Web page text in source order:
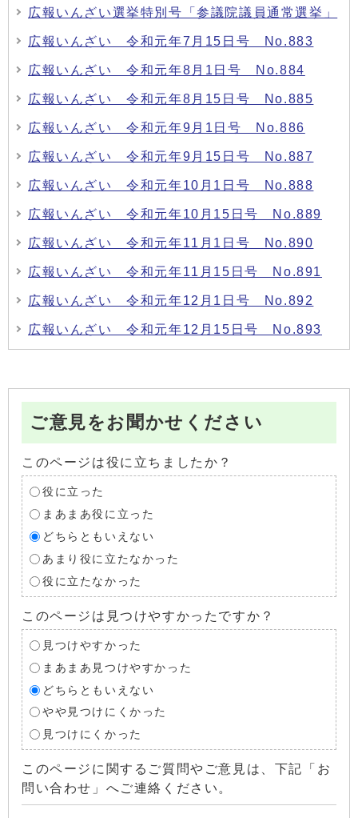
広報いんざい選挙特別号「参議院議員通常選挙」
広報いんざい 令和元年7月15日号 No.883
広報いんざい 令和元年8月1日号 No.884
広報いんざい 令和元年8月15日号 No.885
広報いんざい 令和元年9月1日号 No.886
広報いんざい 令和元年9月15日号 No.887
広報いんざい 令和元年10月1日号 No.888
広報いんざい 令和元年10月15日号 No.889
広報いんざい 令和元年11月1日号 No.890
広報いんざい 令和元年11月15日号 No.891
広報いんざい 令和元年12月1日号 No.892
広報いんざい 令和元年12月15日号 No.893
ご意見をお聞かせください
このページは役に立ちましたか？
役に立った
まあまあ役に立った
どちらともいえない
あまり役に立たなかった
役に立たなかった
このページは見つけやすかったですか？
見つけやすかった
まあまあ見つけやすかった
どちらともいえない
やや見つけにくかった
見つけにくかった
このページに関するご質問やご意見は、下記「お
問い合わせ」へご連絡ください。